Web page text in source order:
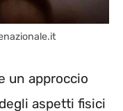
un approccio
aspetti fisici